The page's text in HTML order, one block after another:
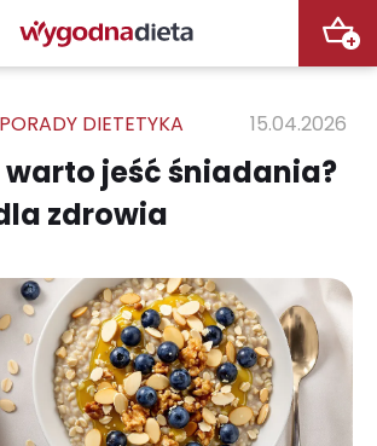
+
PORADY DIETETYKA 15.04.2026
warto jeść śniadania?
zdrowia